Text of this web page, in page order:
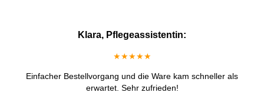
Klara, Pflegeassistentin:
★★★★★
Einfacher Bestellvorgang und die Ware kam schneller als
erwartet. Sehr zufrieden!